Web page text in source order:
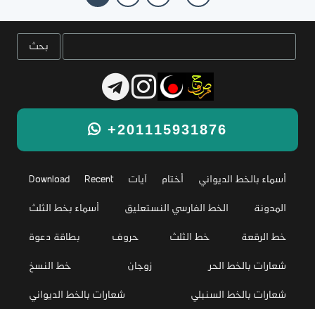
+201115931876
Download Recent آيات أختام أسماء بالخط الديواني
أسماء بخط الثلث الخط الفارسي النستعليق المدونة
بطاقة دعوة حروف خط الثلث خط الرقعة
خط النسخ زوجان شعارات بالخط الحر
شعارات بالخط الديواني شعارات بالخط السنبلي